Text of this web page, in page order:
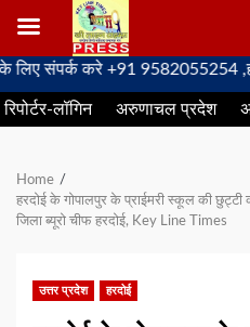
Skip
to
content
संपर्क करे +91 9582055254
रिपोर्टर-लॉगिन अरुणाचल प्रदेश
Home
हरदोई के गोपालपुर के प्राईमरी स्कूल की
जिला ब्यूरो चीफ हरदोई, Key Line Times
उत्तर प्रदेश हरदोई